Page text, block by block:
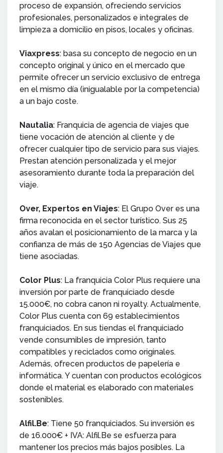
proceso de expansión, ofreciendo servicios
profesionales, personalizados e integrales de
limpieza a domicilio en pisos, locales y oficinas.
Viaxpress: basa su concepto de negocio en un
concepto original y único en el mercado que
permite ofrecer un servicio exclusivo de entrega
en el mismo día (inigualable por la competencia)
a un bajo coste.
Nautalia: Franquicia de agencia de viajes que
tiene vocación de atención al cliente y de
ofrecer cualquier tipo de servicio para sus viajes.
Prestan atención personalizada y el mejor
asesoramiento durante toda la preparación del
viaje.
Over, Expertos en Viajes: El Grupo Over es una
firma reconocida en el sector turístico. Sus 25
años avalan el posicionamiento de la marca y la
confianza de más de 150 Agencias de Viajes que
tiene asociadas.
Color Plus: La franquicia Color Plus requiere una
inversión por parte de franquiciado desde
15.000€, no cobra canon ni royalty. Actualmente,
Color Plus cuenta con 69 establecimientos
franquiciados. En sus tiendas el franquiciado
vende consumibles de impresión, tanto
compatibles y reciclados como originales.
Además, ofrecen productos de papelería e
informática. Y cuentan con productos ecológicos
donde el material es elaborado con materiales
sostenibles.
Alfil.Be: Tiene 50 franquiciados. Su inversión es
de 16.000€ + IVA: Alfil.Be se esfuerza para
mantener los precios más bajos posibles. La